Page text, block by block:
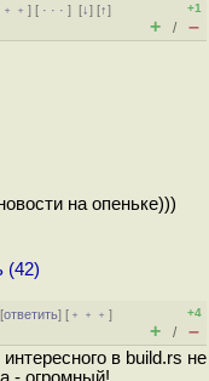
] [ · · ·][↓] [↑]
+1
+ / –
на опеньке)))
(42)
ответить] [ ﹢﹢﹢]
+4
+ / –
в build.rs не